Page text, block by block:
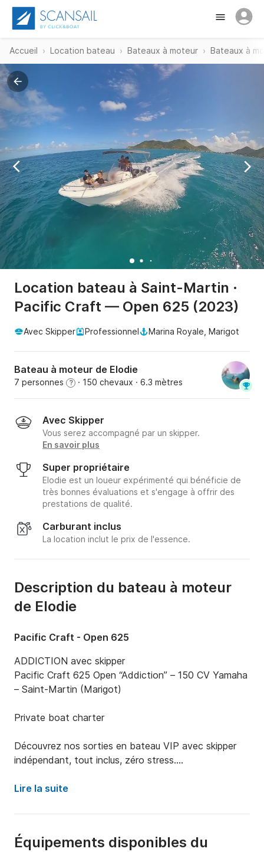
Accueil Location bateau Bateaux à moteur Bateaux à
Location bateau à Saint-Martin ·
Pacific Craft — Open 625 (2023)
Avec Skipper Professionnel Marina Royale, Marigot
Bateau à moteur de Elodie
7 personnes ? · 150 chevaux · 6.3 mètres
Avec Skipper
Vous serez accompagné par un skipper.
En savoir plus
Super propriétaire
Elodie est un loueur expérimenté qui bénéficie de
très bonnes évaluations et s'engage à offrir des
prestations de qualité.
Carburant inclus
La location inclut le prix de l'essence.
Description du bateau à moteur
de Elodie
Pacific Craft - Open 625
ADDICTION avec skipper
Pacific Craft 625 Open “Addiction” – 150 CV Yamaha
– Saint-Martin (Marigot)
Private boat charter
Découvrez nos sorties en bateau VIP avec skipper
indépendant, tout inclus, zéro stress.
Destination Saint martin ou Anguilla (en supplément)
Profitez du luxe d'une escapade entièrement
organisée, selon vos envies.
Lire la suite
Équipements disponibles du